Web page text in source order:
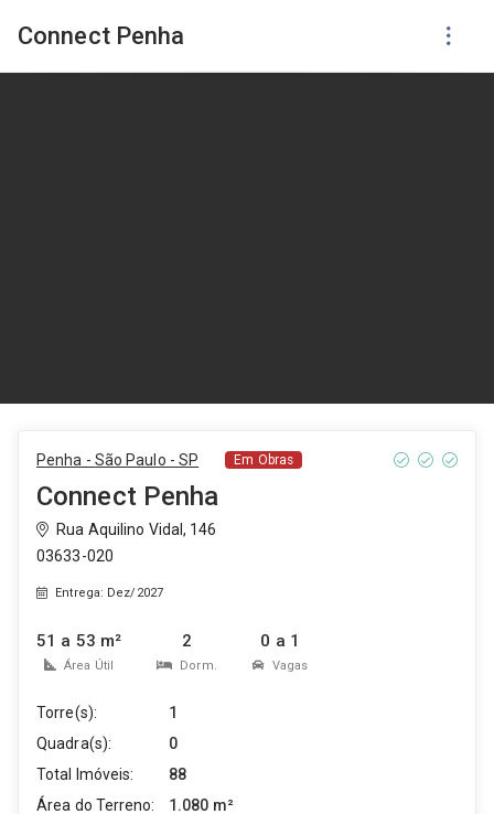
Connect Penha
Penha - São Paulo - SP Em Obras
Connect Penha
Rua Aquilino Vidal, 146
03633-020
Entrega: Dez/2027
51 a 53 m²
Área Útil
2
Dorm.
0 a 1
Vagas
Torre(s):
1
Quadra(s):
0
Total Imóveis:
88
Área do Terreno:
1.080 m²